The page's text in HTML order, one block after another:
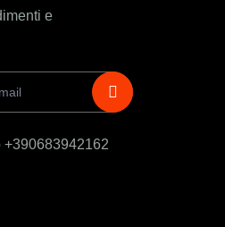
e
+390683942162